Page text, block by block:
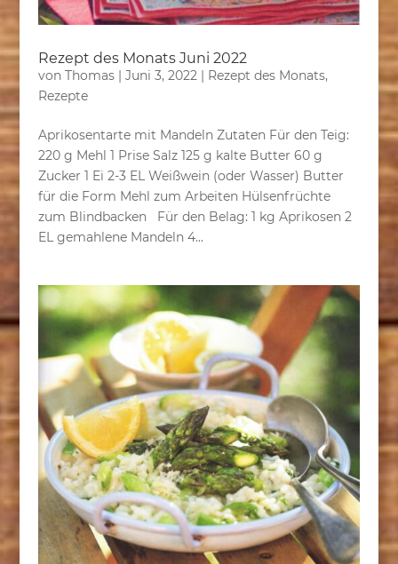
Rezept des Monats Juni 2022
von Thomas| Juni 3, 2022| Rezept des Monats,
Rezepte
Aprikosentarte mit Mandeln Zutaten Für den Teig:
220 g Mehl 1 Prise Salz 125 g kalte Butter 60 g
Zucker 1 Ei 2-3 EL Weißwein (oder Wasser) Butter
für die Form Mehl zum Arbeiten Hülsenfrüchte
zum Blindbacken Für den Belag: 1 kg Aprikosen 2
EL gemahlene Mandeln 4...